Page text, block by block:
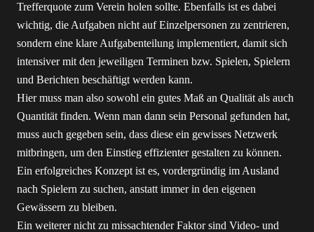
Trefferquote zum Verein holen sollte. Ebenfalls ist es dabei
wichtig, die Aufgaben nicht auf Einzelpersonen zu zentrieren,
sondern eine klare Aufgabenteilung implementiert, damit sich
intensiver mit den jeweiligen Terminen bzw. Spielen, Spielern
und Berichten beschäftigt werden kann.
Hier muss man also sowohl ein gutes Maß an Qualität als auch
Quantität finden. Wenn man dann sein Personal gefunden hat,
muss auch gegeben sein, dass diese ein gewisses Netzwerk
mitbringen, um den Einstieg effizienter gestalten zu können.
Ein erfolgreiches Konzept ist es, vordergründig im Ausland
nach Spielern zu suchen, anstatt immer in den eigenen
Gewässern zu bleiben.
Ein weiterer nicht zu missachtender Faktor sind Video- und